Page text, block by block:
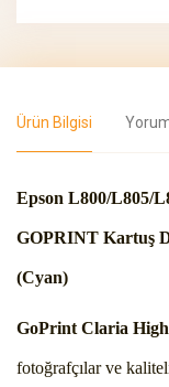
Ürün Bilgisi
Epson L800/L805/
GOPRINT Kartuş
(Cyan)
GoPrint Claria
fotoğrafçılar ve